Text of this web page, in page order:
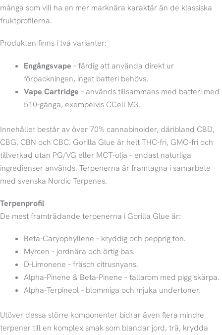
många som vill ha en mer marknära karaktär än de klassiska
fruktprofilerna.
Produkten finns i två varianter:
Engångsvape – färdig att använda direkt ur
förpackningen, inget batteri behövs.
Vape Cartridge – används tillsammans med batteri med
510-gänga, exempelvis CCell M3.
Innehållet består av över 70% cannabinoider, däribland CBD,
CBG, CBN och CBC. Gorilla Glue är helt THC-fri, GMO-fri och
tillverkad utan PG/VG eller MCT-olja – endast naturliga
ingredienser används. Terpenerna är framtagna i samarbete
med svenska Nordic Terpenes.
Terpenprofil
De mest framträdande terpenerna i Gorilla Glue är:
Beta-Caryophyllene – kryddig och pepprig ton.
Myrcen – jordnära och örtig bas.
D-Limonene – fräsch citrusnyans.
Alpha-Pinene & Beta-Pinene – tallarom med pigg skärpa.
Alpha-Terpineol – blommiga och mjuka undertoner.
Utöver dessa större komponenter bidrar även flera mindre
terpener till en komplex smak som blandar jord, trä, krydda